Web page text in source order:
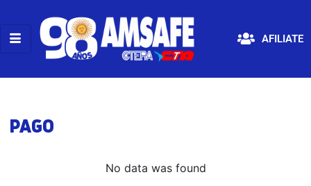
AFILIATE
PAGO
No data was found